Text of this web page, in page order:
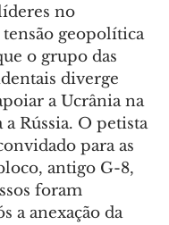
no
geopolítica
o grupo das
diverge
a Ucrânia na
Rússia. O petista
para as
antigo G-8,
foram
a anexação da